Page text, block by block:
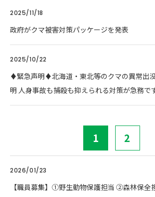
2025/11/18
政府がクマ被害対策パッケージを発表
2025/10/22
♦️緊急声明♦️北海道・東北等のクマの異常出
明 人身事故も捕殺も抑えられる対策が急務で
1 2
2026/01/23
【職員募集】①野生動物保護担当 ②森林保全